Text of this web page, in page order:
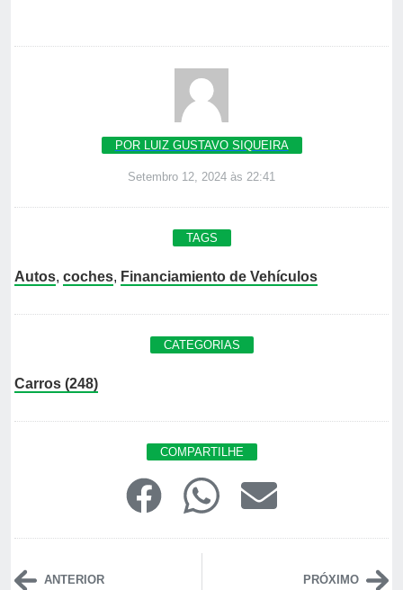
POR LUIZ GUSTAVO SIQUEIRA
Setembro 12, 2024 às 22:41
TAGS
Autos, coches, Financiamiento de Vehículos
CATEGORIAS
Carros (248)
COMPARTILHE
ANTERIOR PRÓXIMO